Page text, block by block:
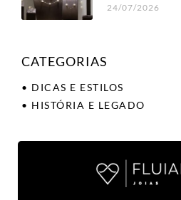
24/07/2026
CATEGORIAS
• DICAS E ESTILOS
• HISTÓRIA E LEGADO